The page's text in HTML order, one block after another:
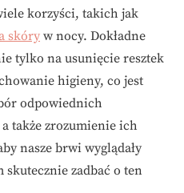
korzyści, takich jak
skóry w nocy. Dokładne
tylko na usunięcie resztek
higieny, co jest
odpowiednich
także zrozumienie ich
nasze brwi wyglądały
skutecznie zadbać o ten